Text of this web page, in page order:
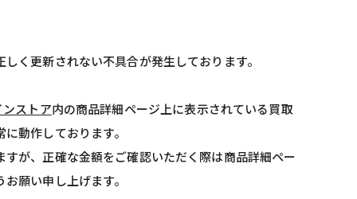
く更新されない不具合が発生しております。
ストア内の商品詳細ページ上に表示されている買取
動作しております。
が、正確な金額をご確認いただく際は商品詳細ペー
願い申し上げます。